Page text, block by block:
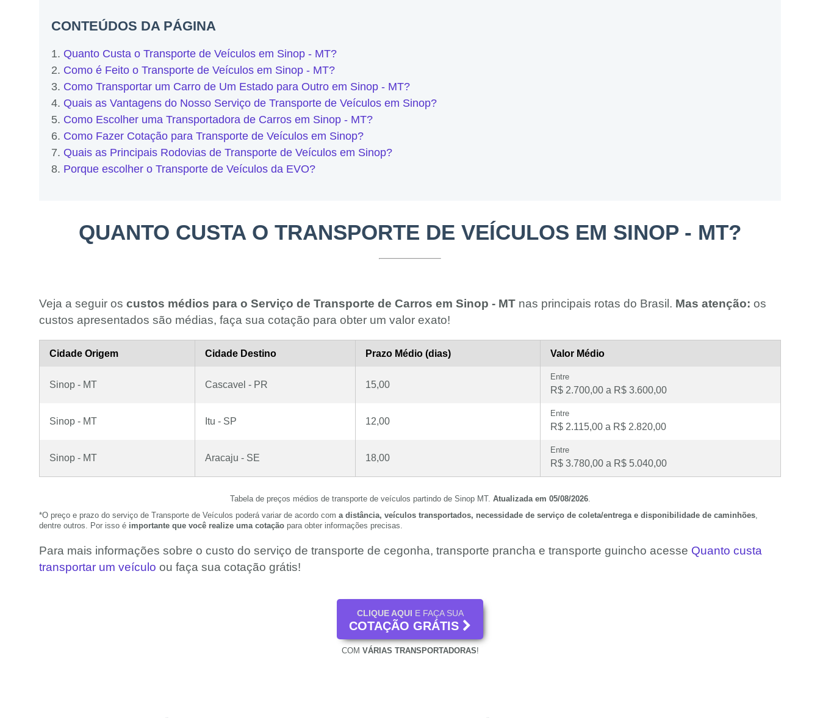
CONTEÚDOS DA PÁGINA
Quanto Custa o Transporte de Veículos em Sinop - MT?
Como é Feito o Transporte de Veículos em Sinop - MT?
Como Transportar um Carro de Um Estado para Outro em Sinop - MT?
Quais as Vantagens do Nosso Serviço de Transporte de Veículos em Sinop?
Como Escolher uma Transportadora de Carros em Sinop - MT?
Como Fazer Cotação para Transporte de Veículos em Sinop?
Quais as Principais Rodovias de Transporte de Veículos em Sinop?
Porque escolher o Transporte de Veículos da EVO?
QUANTO CUSTA O TRANSPORTE DE VEÍCULOS EM SINOP - MT?
Veja a seguir os custos médios para o Serviço de Transporte de Carros em Sinop - MT nas principais rotas do Brasil. Mas atenção: os
custos apresentados são médias, faça sua cotação para obter um valor exato!
Cidade Origem Cidade Destino Prazo Médio (dias) Valor Médio
Sinop - MT Cascavel - PR 15,00
Entre
R$ 2.700,00 a R$ 3.600,00
Sinop - MT Itu - SP 12,00
Entre
R$ 2.115,00 a R$ 2.820,00
Sinop - MT Aracaju - SE 18,00
Entre
R$ 3.780,00 a R$ 5.040,00
Tabela de preços médios de transporte de veículos partindo de Sinop MT. Atualizada em 05/08/2026.
*O preço e prazo do serviço de Transporte de Veículos poderá variar de acordo com a distância, veículos transportados, necessidade de serviço de coleta/entrega e disponibilidade de caminhões,
dentre outros. Por isso é importante que você realize uma cotação para obter informações precisas.
Para mais informações sobre o custo do serviço de transporte de cegonha, transporte prancha e transporte guincho acesse Quanto custa
transportar um veículo ou faça sua cotação grátis!
CLIQUE AQUI E FAÇA SUA
COTAÇÃO GRÁTIS
COM VÁRIAS TRANSPORTADORAS!